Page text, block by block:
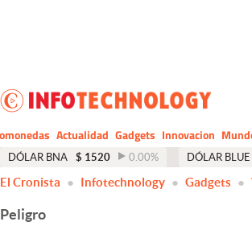
Dólar
Economía y Política
Finanzas y Mercados
Mercados Online
Actualidad Gadgets Innovacion
CIO
DÓLAR BNA $ 1520 0.00% DÓLAR BLUE
El Cronista Infotechnology Gadgets
Peligro